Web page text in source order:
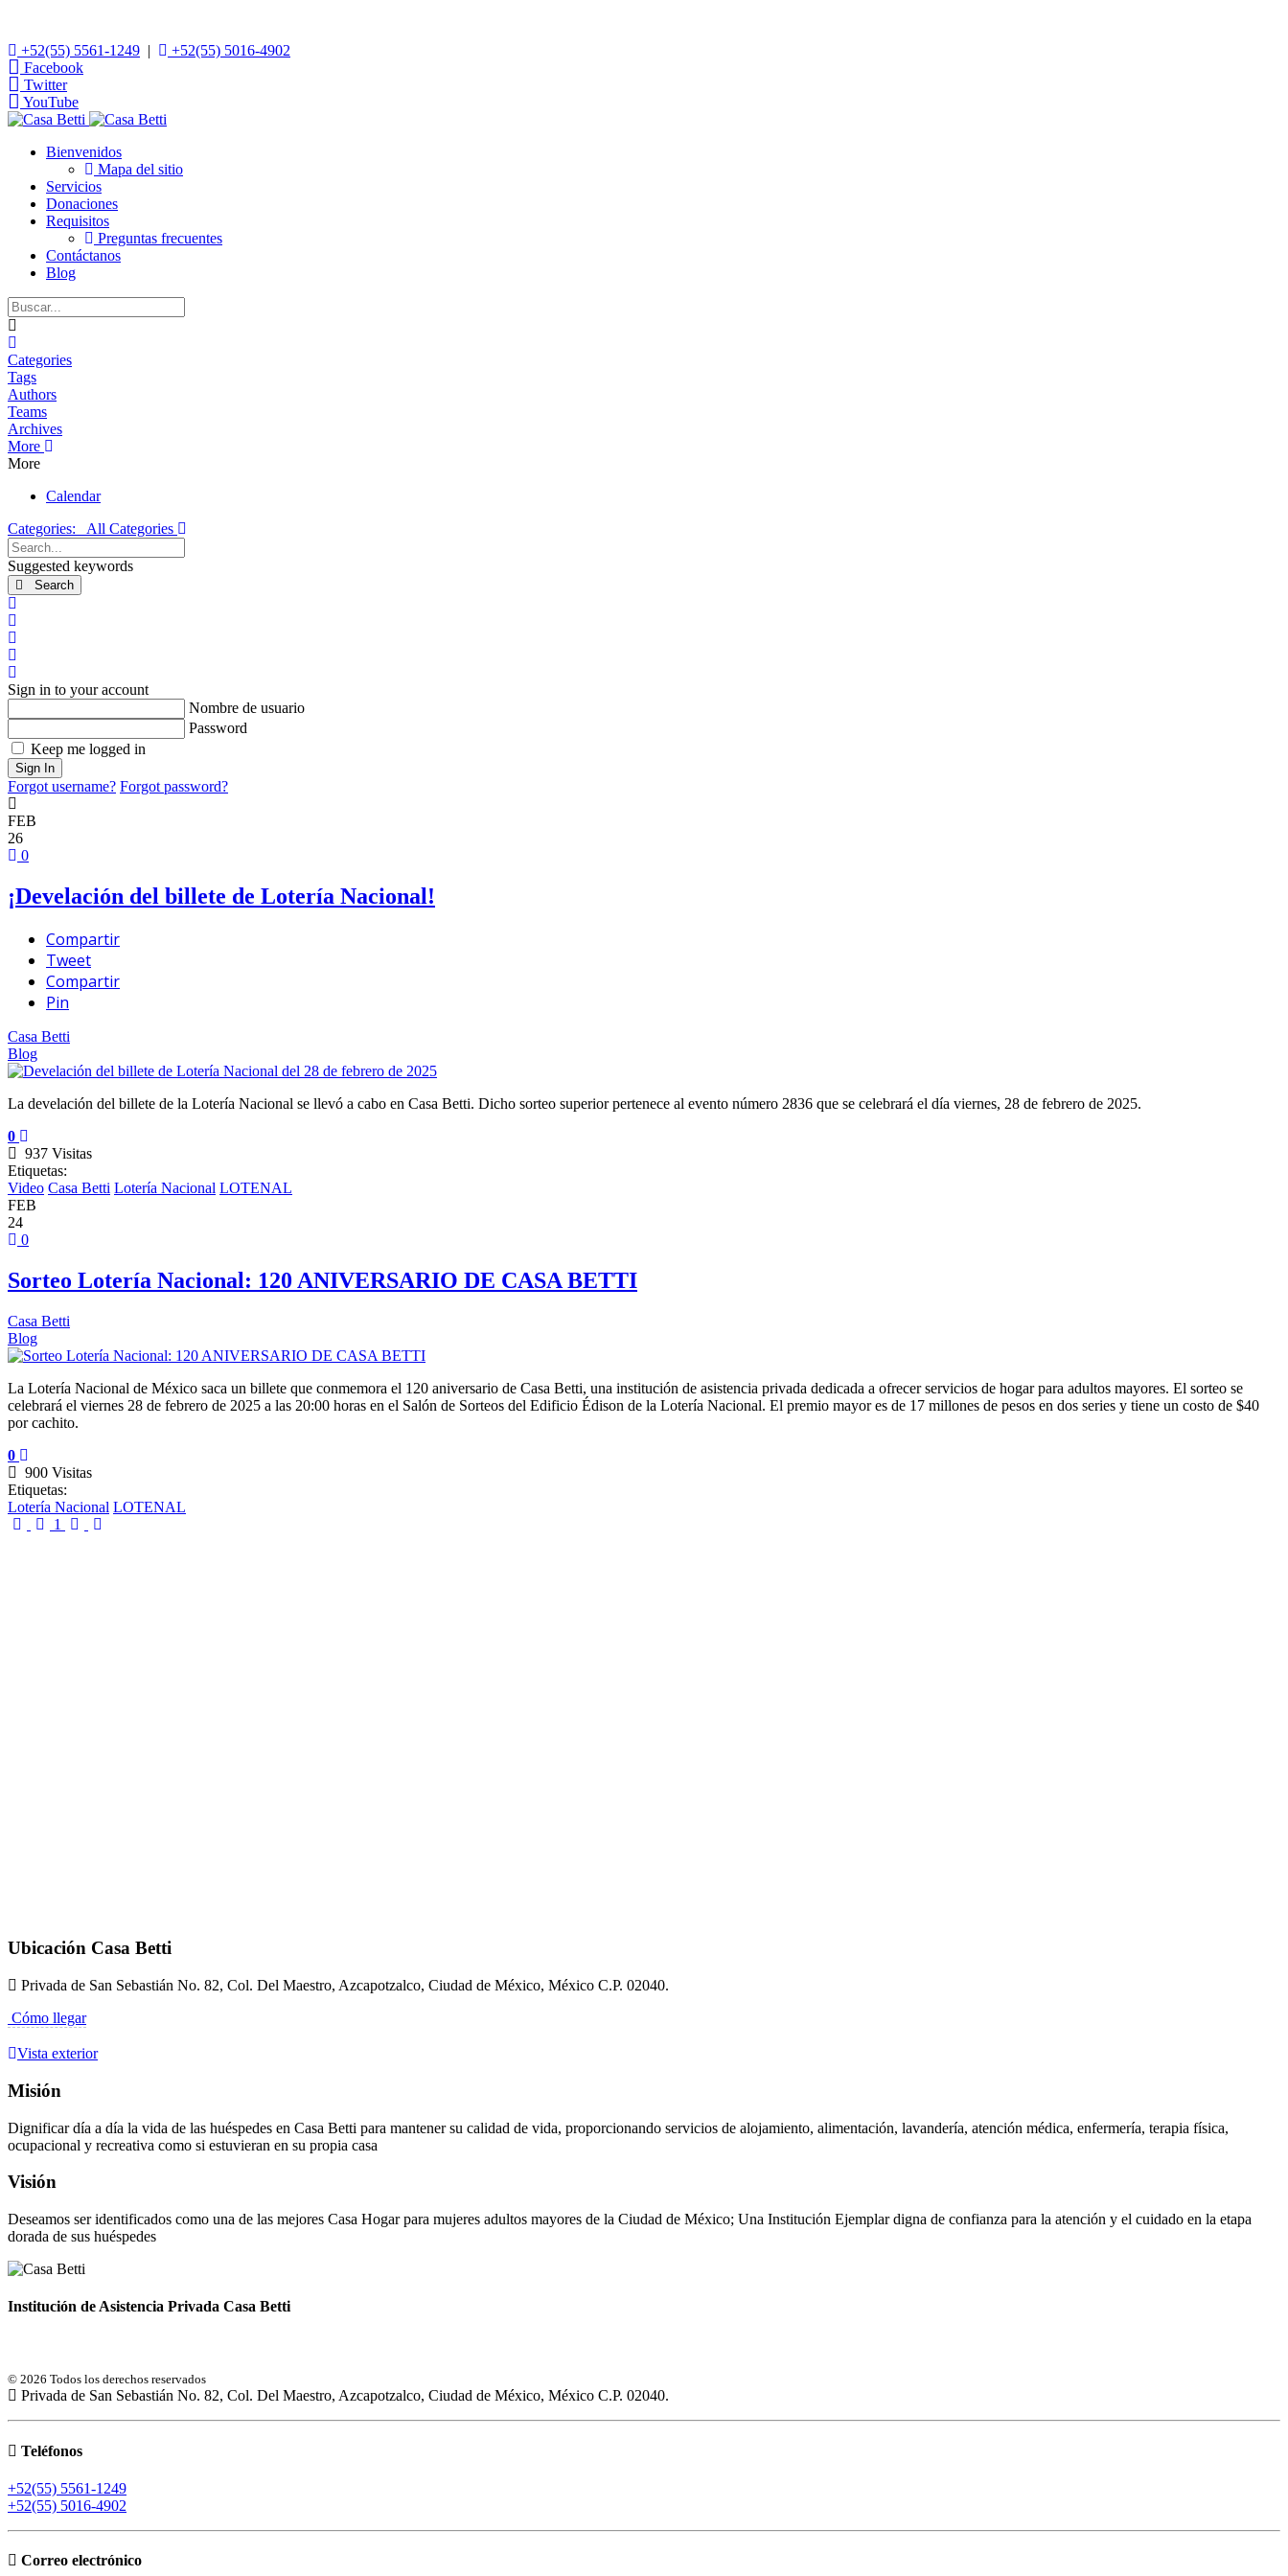
+52(55) 5561-1249 |
+52(55) 5016-4902
Facebook
Twitter
YouTube
Bienvenidos
Mapa del sitio
Servicios
Donaciones
Requisitos
Preguntas frecuentes
Contáctanos
Blog
Categories
Tags
Authors
Teams
Archives
More
More
Calendar
Categories:
All Categories
Search...
Suggested keywords
Search
Sign in to your account
Nombre de usuario
Password
Keep me logged in
Sign In
Forgot username? Forgot password?
FEB
26
0
¡Develación del billete de Lotería Nacional!
Compartir
Tweet
Compartir
Pin
Casa Betti
Blog
La develación del billete de la Lotería Nacional se llevó a cabo en Casa Betti. Dicho sorteo superior pertenece al evento número 2836 que se celebrará el día viernes, 28 de febrero de 2025.
0
937 Visitas
Etiquetas:
Video Casa Betti Lotería Nacional LOTENAL
FEB
24
0
Sorteo Lotería Nacional: 120 ANIVERSARIO DE CASA BETTI
Casa Betti
Blog
La Lotería Nacional de México saca un billete que conmemora el 120 aniversario de Casa Betti, una institución de asistencia privada dedicada a ofrecer servicios de hogar para adultos mayores. El sorteo se
celebrará el viernes 28 de febrero de 2025 a las 20:00 horas en el Salón de Sorteos del Edificio Édison de la Lotería Nacional. El premio mayor es de 17 millones de pesos en dos series y tiene un costo de $40
por cachito.
0
900 Visitas
Etiquetas:
Lotería Nacional LOTENAL
First Page
Previous Page
1 Next Page
Ubicación Casa Betti
Privada de San Sebastián No. 82, Col. Del Maestro, Azcapotzalco, Ciudad de México, México C.P. 02040.
Cómo llegar
Vista exterior
Misión
Dignificar día a día la vida de las huéspedes en Casa Betti para mantener su calidad de vida, proporcionando servicios de alojamiento, alimentación, lavandería, atención médica, enfermería, terapia física,
ocupacional y recreativa como si estuvieran en su propia casa
Visión
Deseamos ser identificados como una de las mejores Casa Hogar para mujeres adultos mayores de la Ciudad de México; Una Institución Ejemplar digna de confianza para la atención y el cuidado en la etapa
dorada de sus huéspedes
Institución de Asistencia Privada Casa Betti
© 2026 Todos los derechos reservados
Privada de San Sebastián No. 82, Col. Del Maestro, Azcapotzalco, Ciudad de México, México C.P. 02040.
Teléfonos
+52(55) 5561-1249
+52(55) 5016-4902
Correo electrónico